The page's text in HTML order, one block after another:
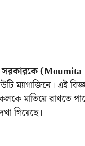
সরকারকে
ম্যাগাজিনে।
মাতিয়ে রাখতে
গিয়েছে।